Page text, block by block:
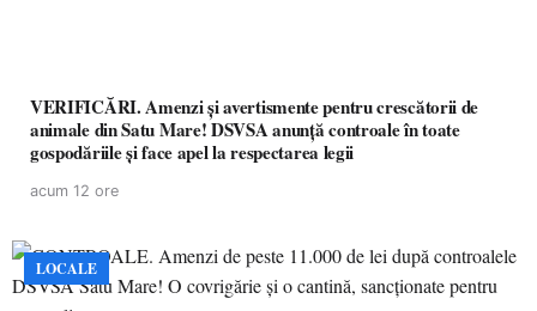
VERIFICĂRI. Amenzi și avertismente pentru crescătorii de
animale din Satu Mare! DSVSA anunță controale în toate
gospodăriile și face apel la respectarea legii
acum 12 ore
LOCALE